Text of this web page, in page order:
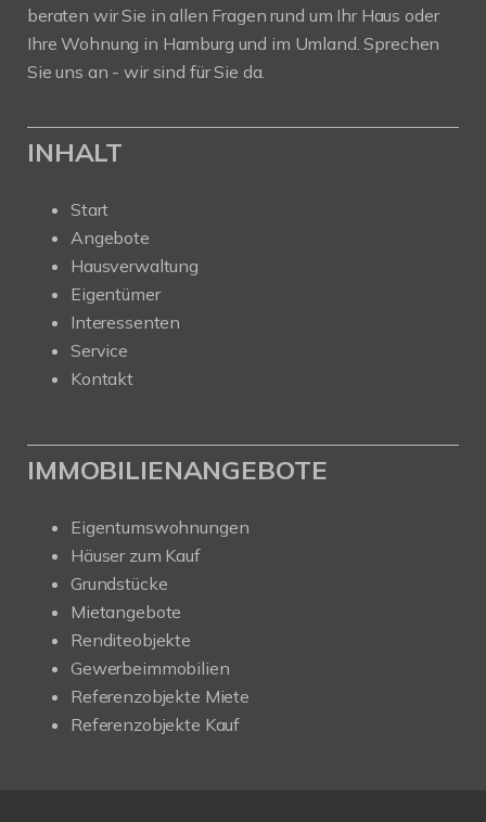
beraten wir Sie in allen Fragen rund um Ihr Haus oder
Ihre Wohnung in Hamburg und im Umland. Sprechen
Sie uns an - wir sind für Sie da.
INHALT
Start
Angebote
Hausverwaltung
Eigentümer
Interessenten
Service
Kontakt
IMMOBILIENANGEBOTE
Eigentumswohnungen
Häuser zum Kauf
Grundstücke
Mietangebote
Renditeobjekte
Gewerbeimmobilien
Referenzobjekte Miete
Referenzobjekte Kauf